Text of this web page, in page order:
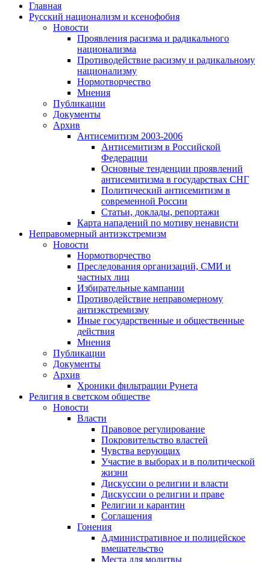
Главная
Русский национализм и ксенофобия
Новости
Проявления расизма и радикального
национализма
Противодействие расизму и радикальному
национализму
Нормотворчество
Мнения
Публикации
Документы
Архив
Антисемитизм 2003-2006
Антисемитизм в Российской
Федерации
Основные тенденции проявлений
антисемитизма в государствах СНГ
Политический антисемитизм в
современной России
Статьи, доклады, репортажи
Карта нападений по мотиву ненависти
Неправомерный антиэкстремизм
Новости
Нормотворчество
Преследования организаций, СМИ и
частных лиц
Избирательные кампании
Противодействие неправомерному
антиэкстремизму
Иные государственные и общественные
действия
Мнения
Публикации
Документы
Архив
Хроники фильтрации Рунета
Религия в светском обществе
Новости
Власти
Правовое регулирование
Покровительство властей
Чувства верующих
Участие в выборах и в политической
жизни
Дискуссии о религии и власти
Дискуссии о религии и праве
Религии и карантин
Соглашения
Гонения
Административное и полицейское
вмешательство
Места для молитвы